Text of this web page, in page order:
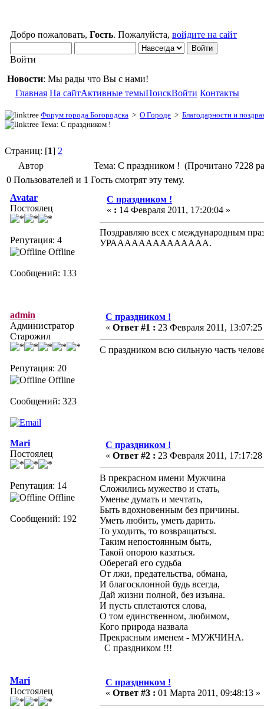
Добро пожаловать, Гость. Пожалуйста, войдите на сайт
Войти
Новости: Мы рады что Вы с нами!
Главная На сайтАктивные темыПоискВойти Контакты
Форум города Богородска > О Городе > Благодарности и
Тема: С праздником !
Страниц: [1] 2
Автор
Тема: С праздником ! (Прочитано 7228
0 Пользователей и 1 Гость смотрят эту тему.
Avatar
Постоялец
Репутация: 4
Offline
Сообщений: 133
С праздником !
« : 14 Февраля 2011, 17:20:04 »
Поздравляю всех с международным
УРАААААААААААААА.
admin
Администратор
Старожил
Репутация: 20
Offline
Сообщений: 323
С праздником !
« Ответ #1 : 23 Февраля 2011, 13:07:25
С праздником всю сильную часть
Mari
Постоялец
Репутация: 14
Offline
Сообщений: 192
С праздником !
« Ответ #2 : 23 Февраля 2011, 17:17:28
В прекрасном имени Мужчина
Сложились мужество и стать,
Уменье думать и мечтать,
Быть вдохновенным без причины.
Уметь любить, уметь дарить.
То уходить, то возвращаться.
Таким непостоянным быть,
Такой опорою казаться.
Оберегай его судьба
От лжи, предательства, обмана,
И благосклонной будь всегда,
Дай жизни полной, без изъяна.
И пусть сплетаются слова,
О том единственном, любимом,
Кого природа назвала
Прекрасным именем - МУЖЧИНА.
С праздником !!!
Mari
Постоялец
С праздником !
« Ответ #3 : 01 Марта 2011, 09:48:13 »